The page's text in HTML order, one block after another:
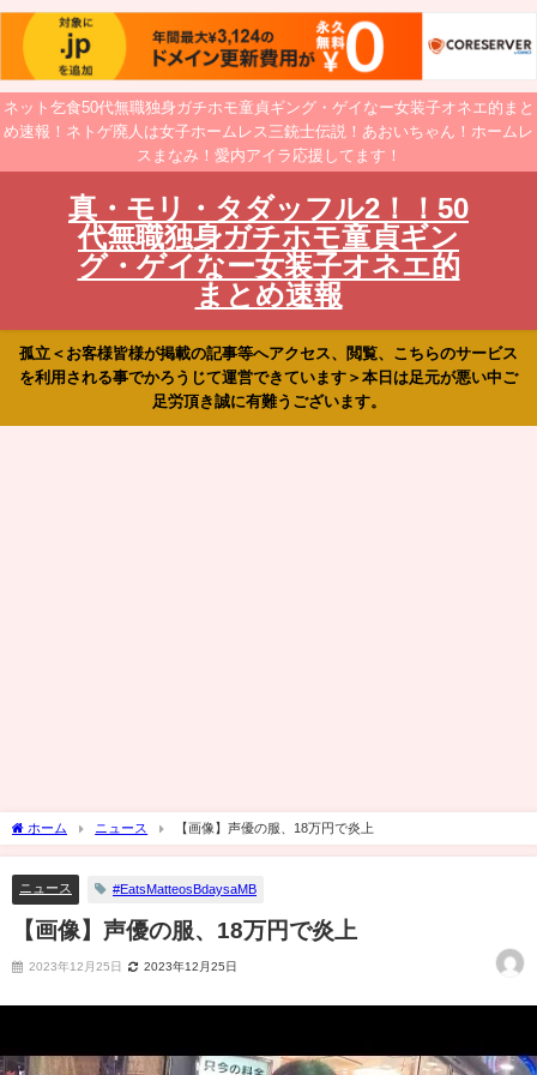
ネット乞食50代無職独身ガチホモ童貞ギング・ゲイなー女装子オネエ的まと
め速報！ネトゲ廃人は女子ホームレス三銃士伝説！あおいちゃん！ホームレ
スまなみ！愛内アイラ応援してます！
真・モリ・タダッフル2！！50
代無職独身ガチホモ童貞ギン
グ・ゲイなー女装子オネエ的
まとめ速報
孤立＜お客様皆様が掲載の記事等へアクセス、閲覧、こちらのサービス
を利用される事でかろうじて運営できています＞本日は足元が悪い中ご
足労頂き誠に有難うございます。
ホーム ニュース 【画像】声優の服、18万円で炎上
ニュース #EatsMatteosBdaysaMB
【画像】声優の服、18万円で炎上
2023年12月25日 2023年12月25日